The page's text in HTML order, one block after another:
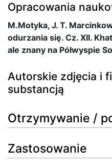
Opracowania
M.Motyka, J. T.
odurzania się. Cz. XII.
ale znany na Półwyspie
Autorskie zdjęcia i
substancją
Otrzymywanie /
Zastosowanie